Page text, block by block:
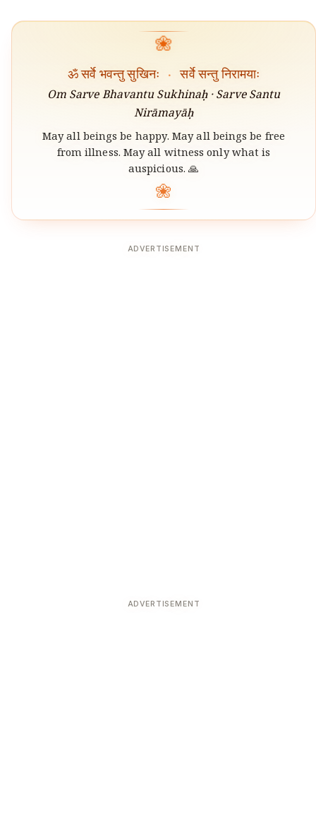
❀
ॐ सर्वे भवन्तु सुखिनः · सर्वे सन्तु निरामयाः
Om Sarve Bhavantu Sukhinaḥ · Sarve Santu
Nirāmayāḥ
May all beings be happy. May all beings be free
from illness. May all witness only what is
auspicious. 🙏
❀
ADVERTISEMENT
ADVERTISEMENT